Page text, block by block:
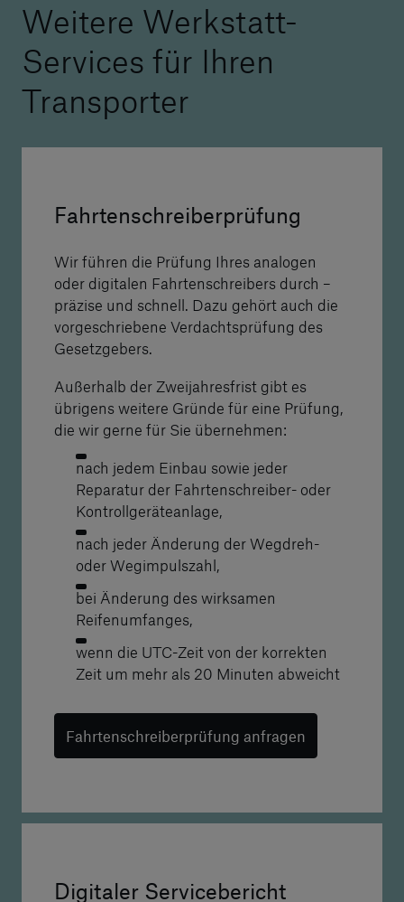
Weitere Werkstatt-
Services für Ihren
Transporter
Fahrtenschreiberprüfung
Wir führen die Prüfung Ihres analogen
oder digitalen Fahrtenschreibers durch –
präzise und schnell. Dazu gehört auch die
vorgeschriebene Verdachtsprüfung des
Gesetzgebers.
Außerhalb der Zweijahresfrist gibt es
übrigens weitere Gründe für eine Prüfung,
die wir gerne für Sie übernehmen:
nach jedem Einbau sowie jeder
Reparatur der Fahrtenschreiber- oder
Kontrollgeräteanlage,
nach jeder Änderung der Wegdreh-
oder Wegimpulszahl,
bei Änderung des wirksamen
Reifenumfanges,
wenn die UTC-Zeit von der korrekten
Zeit um mehr als 20 Minuten abweicht
Fahrtenschreiberprüfung anfragen
Digitaler Servicebericht